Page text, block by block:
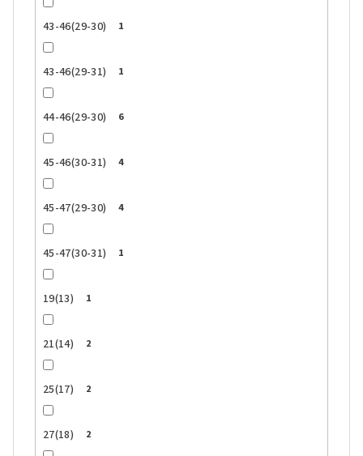
43-46(29-30) 1
43-46(29-31) 1
44-46(29-30) 6
45-46(30-31) 4
45-47(29-30) 4
45-47(30-31) 1
19(13) 1
21(14) 2
25(17) 2
27(18) 2